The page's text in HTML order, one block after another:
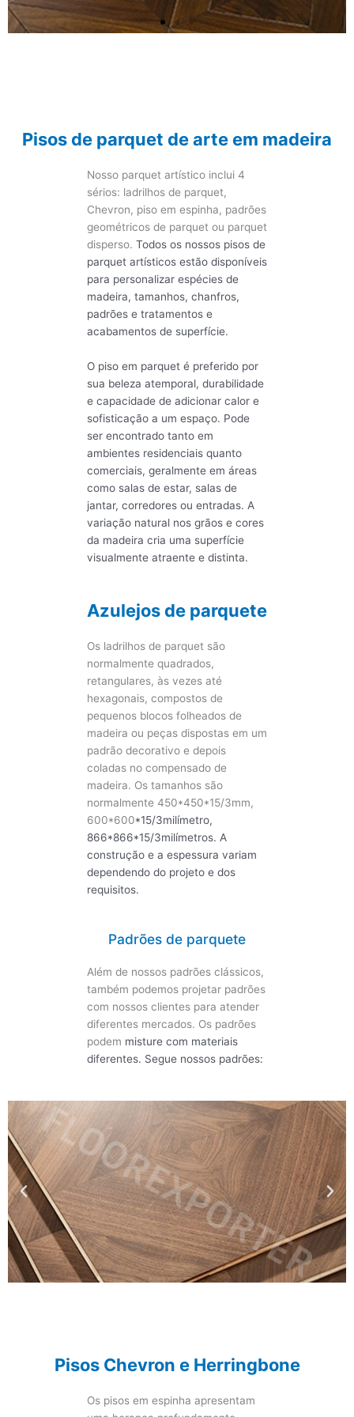
parquet. Disponível para personalizar
as espécies, partes e tamanhos. O
900*900mm.
INQUÉRITO AGORA
Pisos de parquet de arte em madeira
Nosso parquet artístico inclui 4
sérios: ladrilhos de parquet,
Chevron, piso em espinha, padrões
geométricos de parquet ou parquet
disperso. Todos os nossos pisos de
parquet artísticos estão disponíveis
para personalizar espécies de
madeira, tamanhos, chanfros,
padrões e tratamentos e
acabamentos de superfície.
O piso em parquet é preferido por
sua beleza atemporal, durabilidade
e capacidade de adicionar calor e
sofisticação a um espaço. Pode
ser encontrado tanto em
ambientes residenciais quanto
comerciais, geralmente em áreas
como salas de estar, salas de
jantar, corredores ou entradas. A
variação natural nos grãos e cores
da madeira cria uma superfície
visualmente atraente e distinta.
Azulejos de parquete
Os ladrilhos de parquet são
normalmente quadrados,
retangulares, às vezes até
hexagonais, compostos de
pequenos blocos folheados de
madeira ou peças dispostas em um
padrão decorativo e depois
coladas no compensado de
madeira. Os tamanhos são
normalmente 450*450*15/3mm,
600*600*15/3milímetro,
866*866*15/3milímetros. A
construção e a espessura variam
dependendo do projeto e dos
requisitos.
Padrões de parquete
Além de nossos padrões clássicos,
também podemos projetar padrões
com nossos clientes para atender
diferentes mercados. Os padrões
podem misture com materiais
diferentes. Segue nossos padrões:
Pisos Chevron e Herringbone
Os pisos em espinha apresentam